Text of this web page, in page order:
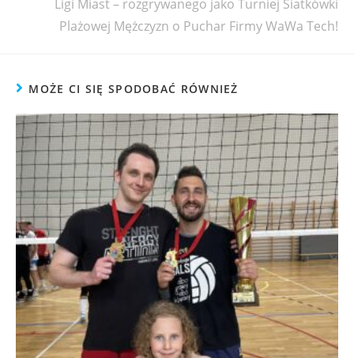
Ligi Miast – rozgrywanego jako Turniej Siatkówki
Plażowej Mężczyzn o Puchar Firmy WaWa Tech!
MOŻE CI SIĘ SPODOBAĆ RÓWNIEŻ